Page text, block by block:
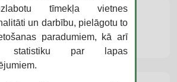
tīmekļa vietnes
un darbību, pielāgotu to
paradumiem, kā arī
statistiku par lapas